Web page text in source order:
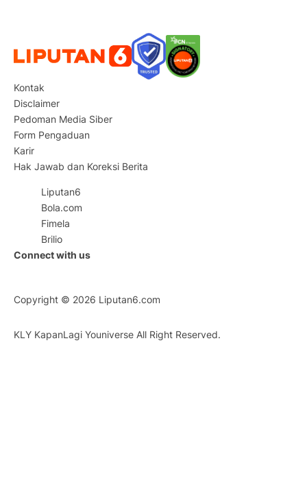
Kontak
Disclaimer
Pedoman Media Siber
Form Pengaduan
Karir
Hak Jawab dan Koreksi Berita
Liputan6
Bola.com
Fimela
Brilio
Connect with us
Copyright © 2026 Liputan6.com
KLY KapanLagi Youniverse All Right Reserved.